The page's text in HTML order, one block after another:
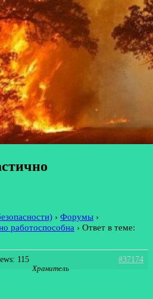
› Форумы ›
работоспособна › Ответ в теме:
115
#37174
Хранитель